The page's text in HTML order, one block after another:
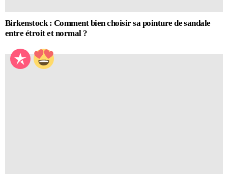
Birkenstock : Comment bien choisir sa pointure de sandale
entre étroit et normal ?